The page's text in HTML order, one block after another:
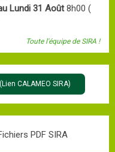
Lundi 31 Août8h00 (
Toute l'équipe de SIRA !
CALAMEO SIRA)
PDF SIRA